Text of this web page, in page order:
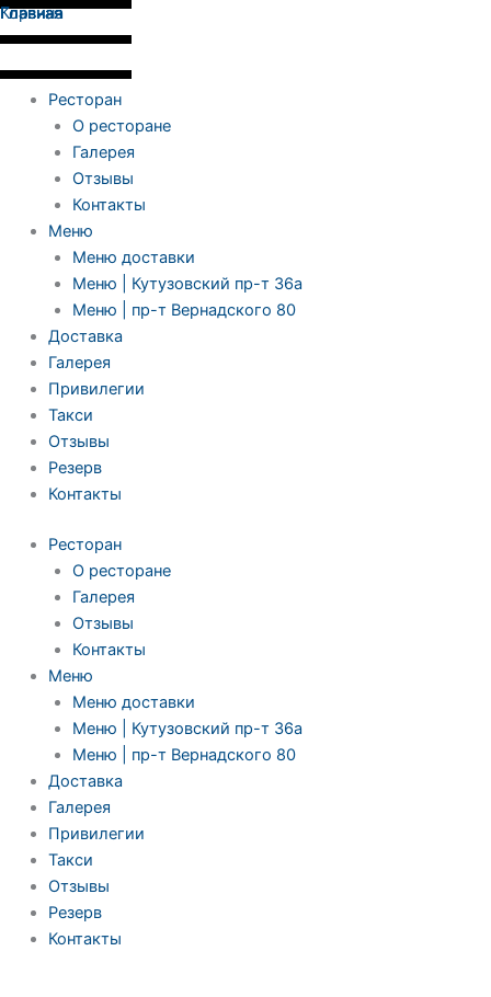
Перейти
к
Ресторан
О ресторане
Галерея
Отзывы
Контакты
Меню
Меню доставки
Меню | Кутузовский пр-т 36а
Меню | пр-т Вернадского 80
Доставка
Галерея
Привилегии
Такси
Отзывы
Резерв
Контакты
Ресторан
О ресторане
Галерея
Отзывы
Контакты
Меню
Меню доставки
Меню | Кутузовский пр-т 36а
Меню | пр-т Вернадского 80
Доставка
Галерея
Привилегии
Такси
Отзывы
Резерв
Контакты
Главная
Главная
Корзина
Главная